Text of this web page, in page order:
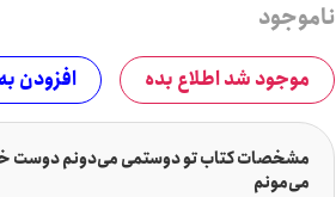
ناموجود
موجود شد اطلاع بده افزودن
مشخصات کتاب تو دوستمی می‌دونم دوست
می‌مونم